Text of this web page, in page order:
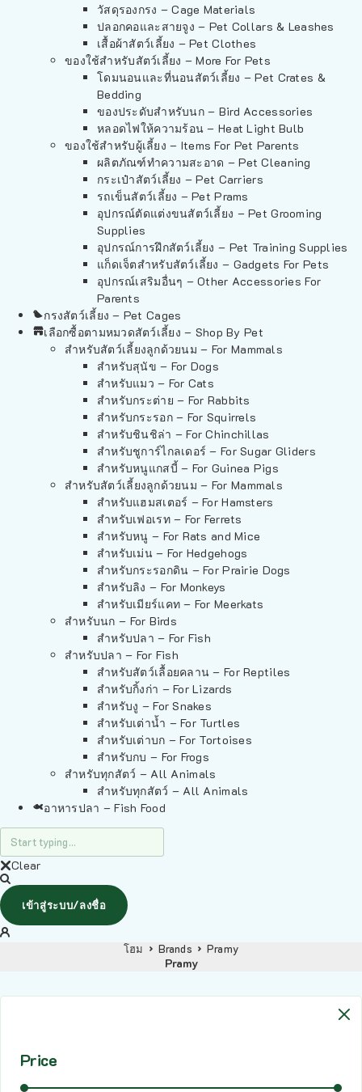
วัสดุรองกรง – Cage Materials
ปลอกคอและสายจูง – Pet Collars & Leashes
เสื้อผ้าสัตว์เลี้ยง – Pet Clothes
ของใช้สำหรับสัตว์เลี้ยง – More For Pets
โดมนอนและที่นอนสัตว์เลี้ยง – Pet Crates &
Bedding
ของประดับสำหรับนก – Bird Accessories
หลอดไฟให้ความร้อน – Heat Light Bulb
ของใช้สำหรับผู้เลี้ยง – Items For Pet Parents
ผลิตภัณฑ์ทำความสะอาด – Pet Cleaning
กระเป๋าสัตว์เลี้ยง – Pet Carriers
รถเข็นสัตว์เลี้ยง – Pet Prams
อุปกรณ์ตัดแต่งขนสัตว์เลี้ยง – Pet Grooming
Supplies
อุปกรณ์การฝึกสัตว์เลี้ยง – Pet Training Supplies
แก็ดเจ็ตสำหรับสัตว์เลี้ยง – Gadgets For Pets
อุปกรณ์เสริมอื่นๆ – Other Accessories For
Parents
กรงสัตว์เลี้ยง – Pet Cages
เลือกซื้อตามหมวดสัตว์เลี้ยง – Shop By Pet
สำหรับสัตว์เลี้ยงลูกด้วยนม – For Mammals
สำหรับสุนัข – For Dogs
สำหรับแมว – For Cats
สำหรับกระต่าย – For Rabbits
สำหรับกระรอก – For Squirrels
สำหรับชินชิล่า – For Chinchillas
สำหรับชูการ์ไกลเดอร์ – For Sugar Gliders
สำหรับหนูแกสบี้ – For Guinea Pigs
สำหรับสัตว์เลี้ยงลูกด้วยนม – For Mammals
สำหรับแฮมสเตอร์ – For Hamsters
สำหรับเฟอเรท – For Ferrets
สำหรับหนู – For Rats and Mice
สำหรับเม่น – For Hedgehogs
สำหรับกระรอกดิน – For Prairie Dogs
สำหรับลิง – For Monkeys
สำหรับเมียร์แคท – For Meerkats
สำหรับนก – For Birds
สำหรับปลา – For Fish
สำหรับปลา – For Fish
สำหรับสัตว์เลื้อยคลาน – For Reptiles
สำหรับกิ้งก่า – For Lizards
สำหรับงู – For Snakes
สำหรับเต่าน้ำ – For Turtles
สำหรับเต่าบก – For Tortoises
สำหรับกบ – For Frogs
สำหรับทุกสัตว์ – All Animals
สำหรับทุกสัตว์ – All Animals
อาหารปลา – Fish Food
Clear
เข้าสู่ระบบ/ลงชื่อ
โฮม Brands Pramy
Pramy
Price